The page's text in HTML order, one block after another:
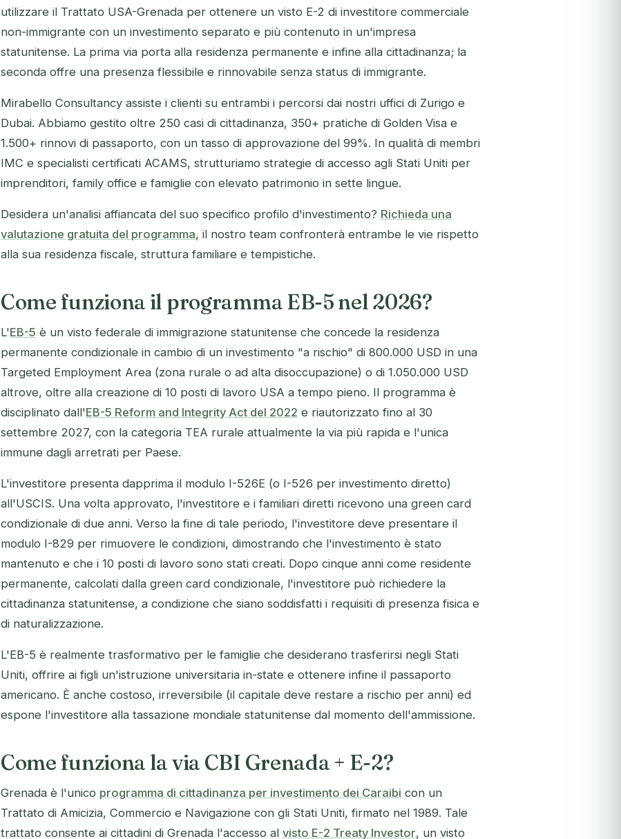
utilizzare il Trattato USA-Grenada per ottenere un visto E-2 di investitore commerciale
non-immigrante con un investimento separato e più contenuto in un'impresa
statunitense. La prima via porta alla residenza permanente e infine alla cittadinanza; la
seconda offre una presenza flessibile e rinnovabile senza status di immigrante.
Mirabello Consultancy assiste i clienti su entrambi i percorsi dai nostri uffici di Zurigo e
Dubai. Abbiamo gestito oltre 250 casi di cittadinanza, 350+ pratiche di Golden Visa e
1.500+ rinnovi di passaporto, con un tasso di approvazione del 99%. In qualità di membri
IMC e specialisti certificati ACAMS, strutturiamo strategie di accesso agli Stati Uniti per
imprenditori, family office e famiglie con elevato patrimonio in sette lingue.
Desidera un'analisi affiancata del suo specifico profilo d'investimento? Richieda una
valutazione gratuita del programma, il nostro team confronterà entrambe le vie rispetto
alla sua residenza fiscale, struttura familiare e tempistiche.
Come funziona il programma EB-5 nel 2026?
L'EB-5 è un visto federale di immigrazione statunitense che concede la residenza
permanente condizionale in cambio di un investimento "a rischio" di 800.000 USD in una
Targeted Employment Area (zona rurale o ad alta disoccupazione) o di 1.050.000 USD
altrove, oltre alla creazione di 10 posti di lavoro USA a tempo pieno. Il programma è
disciplinato dall'EB-5 Reform and Integrity Act del 2022 e riautorizzato fino al 30
settembre 2027, con la categoria TEA rurale attualmente la via più rapida e l'unica
immune dagli arretrati per Paese.
L'investitore presenta dapprima il modulo I-526E (o I-526 per investimento diretto)
all'USCIS. Una volta approvato, l'investitore e i familiari diretti ricevono una green card
condizionale di due anni. Verso la fine di tale periodo, l'investitore deve presentare il
modulo I-829 per rimuovere le condizioni, dimostrando che l'investimento è stato
mantenuto e che i 10 posti di lavoro sono stati creati. Dopo cinque anni come residente
permanente, calcolati dalla green card condizionale, l'investitore può richiedere la
cittadinanza statunitense, a condizione che siano soddisfatti i requisiti di presenza fisica e
di naturalizzazione.
L'EB-5 è realmente trasformativo per le famiglie che desiderano trasferirsi negli Stati
Uniti, offrire ai figli un'istruzione universitaria in-state e ottenere infine il passaporto
americano. È anche costoso, irreversibile (il capitale deve restare a rischio per anni) ed
espone l'investitore alla tassazione mondiale statunitense dal momento dell'ammissione.
Come funziona la via CBI Grenada + E-2?
Grenada è l'unico programma di cittadinanza per investimento dei Caraibi con un
Trattato di Amicizia, Commercio e Navigazione con gli Stati Uniti, firmato nel 1989. Tale
trattato consente ai cittadini di Grenada l'accesso al visto E-2 Treaty Investor, un visto